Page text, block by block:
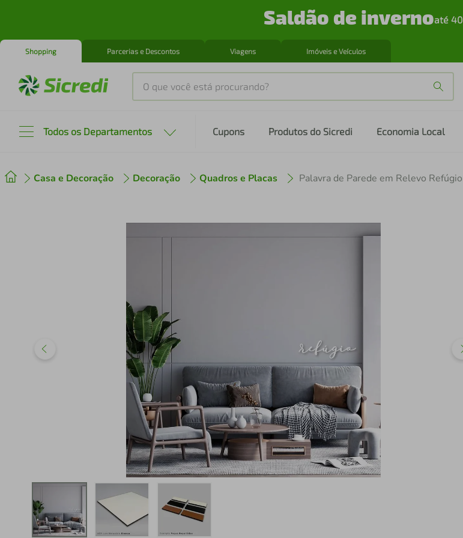
Saldão de invernoaté
Shopping Parcerias e Descontos Viagens Imóveis e Veículos
O que você está procurando?
Todos os Departamentos Cupons Produtos do Sicredi Economia Local
Casa e Decoração Decoração Quadros e Placas Palavra de Parede em Relevo
º cafeteira